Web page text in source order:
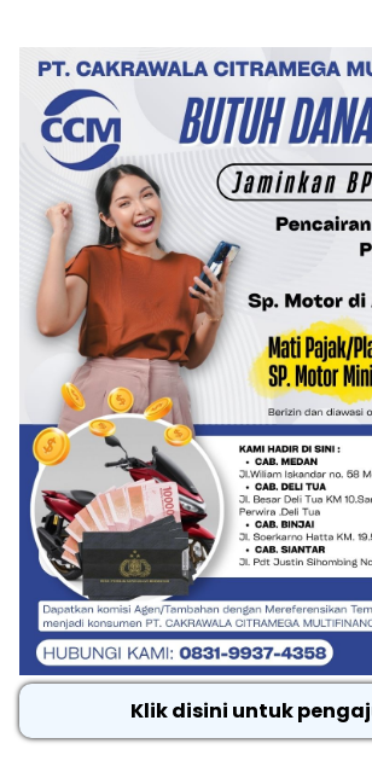
Klik disini untuk